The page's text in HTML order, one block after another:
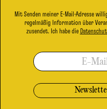
Mit Senden meiner E-Mail-Adresse
regelmäßig Information über
zusendet. Ich habe die
E-